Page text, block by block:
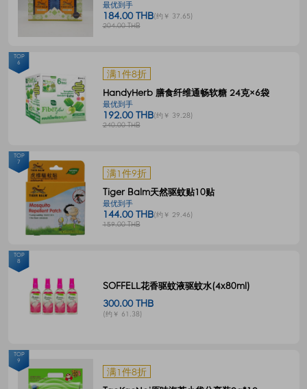
最优到手
184.00 THB(约￥ 37.65)
204.00 THB
满1件8折
HandyHerb 膳食纤维通畅软糖 24克×6袋
最优到手
192.00 THB(约￥ 39.28)
240.00 THB
TOP
6
满1件9折
Tiger Balm天然驱蚊贴10贴
最优到手
144.00 THB(约￥ 29.46)
159.00 THB
TOP
7
SOFFELL花香驱蚊液驱蚊水(4x80ml)
300.00 THB
(约￥ 61.38)
TOP
8
满1件8折
TOP
9